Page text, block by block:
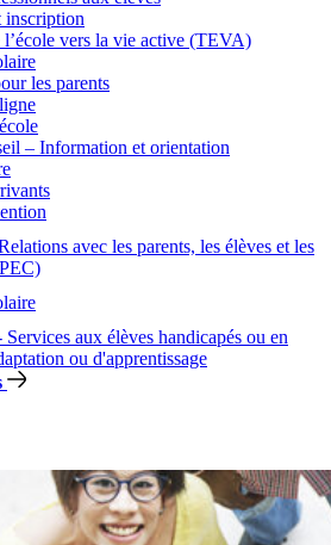
inscription
l’école vers la vie active (TEVA)
les parents
– Information et orientation
avec les parents, les élèves et les
aux élèves handicapés ou en
ou d'apprentissage